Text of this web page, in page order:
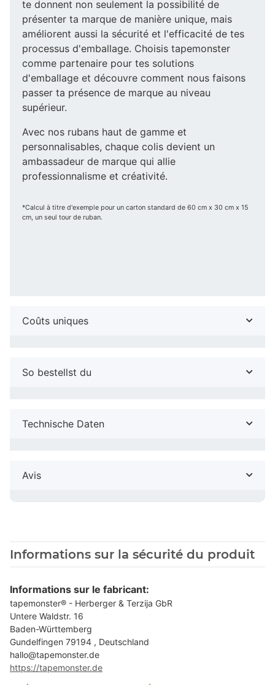
te donnent non seulement la possibilité de
présenter ta marque de manière unique, mais
améliorent aussi la sécurité et l'efficacité de tes
processus d'emballage. Choisis tapemonster
comme partenaire pour tes solutions
d'emballage et découvre comment nous faisons
passer ta présence de marque au niveau
supérieur.
Avec nos rubans haut de gamme et
personnalisables, chaque colis devient un
ambassadeur de marque qui allie
professionnalisme et créativité.
*Calcul à titre d'exemple pour un carton standard de 60 cm x 30 cm x 15
cm, un seul tour de ruban.
Coûts uniques
So bestellst du
Technische Daten
Avis
Informations sur la sécurité du produit
Informations sur le fabricant:
tapemonster® - Herberger & Terzija GbR
Untere Waldstr. 16
Baden-Württemberg
Gundelfingen 79194 , Deutschland
hallo@tapemonster.de
https://tapemonster.de